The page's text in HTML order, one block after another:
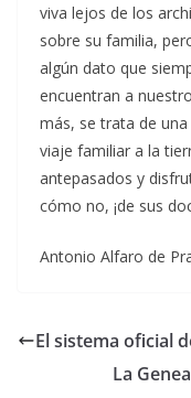
viva lejos de los
sobre su familia,
algún dato que
encuentran a
más, se trata de
viaje familiar a la
antepasados y
cómo no, ¡de sus
Antonio Alfaro de
El sistema oficial
La